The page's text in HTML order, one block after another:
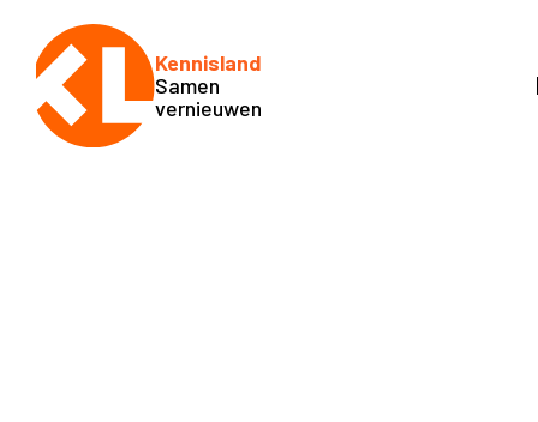
Kennisland
Samen
vernieuwen